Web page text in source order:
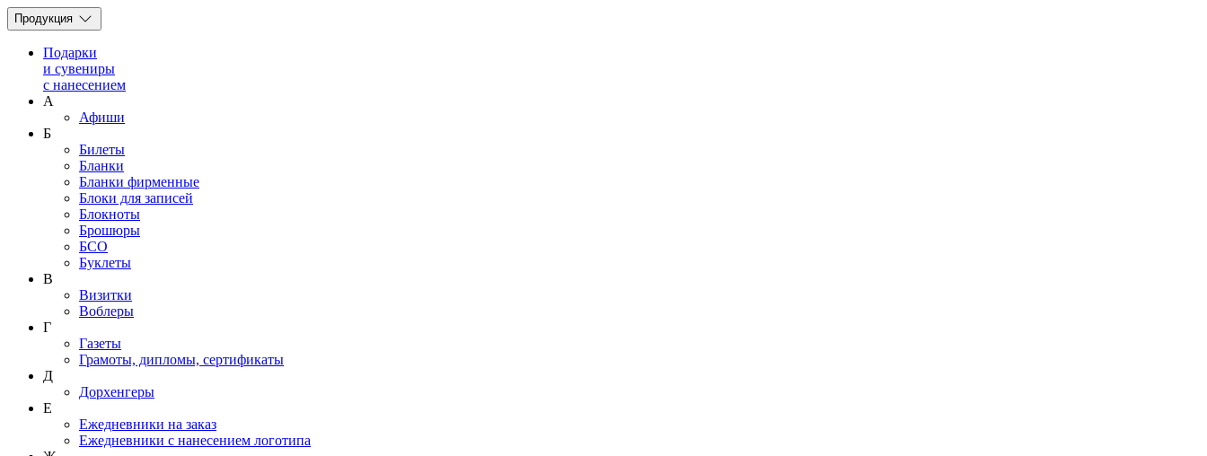
Продукция
Подарки
и сувениры
с нанесением
А
Афиши
Б
Билеты
Бланки
Бланки фирменные
Блоки для записей
Блокноты
Брошюры
БСО
Буклеты
В
Визитки
Воблеры
Г
Газеты
Грамоты, дипломы, сертификаты
Д
Дорхенгеры
Е
Ежедневники на заказ
Ежедневники с нанесением логотипа